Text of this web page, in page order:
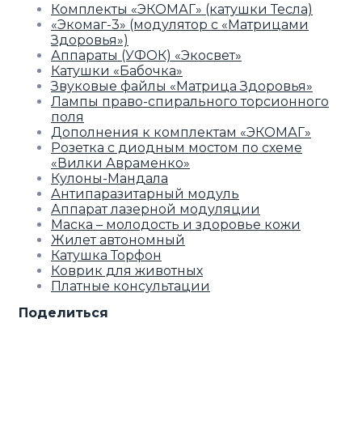
Комплекты «ЭКОМАГ» (катушки Тесла)
«Экомаг-3» (модулятор с «Матрицами
Здоровья»)
Аппараты (УФОК) «Экосвет»
Катушки «Бабочка»
Звуковые файлы «Матрица Здоровья»
Лампы право-спирального торсионного
поля
Дополнения к комплектам «ЭКОМАГ»
Розетка с диодным мостом по схеме
«Вилки Авраменко»
Кулоны-Мандала
Антипаразитарный модуль
Аппарат лазерной модуляции
Маска – молодость и здоровье кожи
Жилет автономный
Катушка Торфон
Коврик для животных
Платные консультации
Поделиться